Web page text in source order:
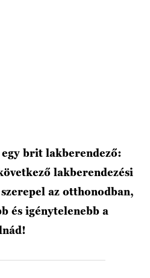
brit lakberendező:
lakberendezési
az otthonodban,
és igénytelenebb a